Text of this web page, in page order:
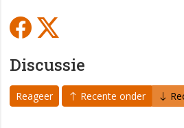
Discussie
Reageer Recente onder